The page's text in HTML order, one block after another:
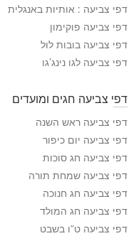
י
ע
ה
דפי צביעה : אותיות באנגלית
דפי צביעה פוקימון
דפי צביעה בובות לול
דפי צביעה לגו נינג’גו
דפי צביעה חגים ומועדים
דפי צביעה ראש השנה
דפי צביעה יום כיפור
דפי צביעה חג סוכות
דפי צביעה שמחת תורה
דפי צביעה חג חנוכה
דפי צביעה חג המולד
דפי צביעה ט”ו בשבט